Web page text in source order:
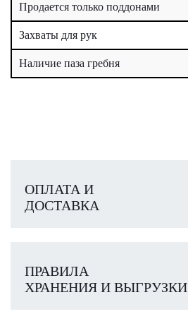
Продается только поддонами
Захваты для рук
Наличие паза гребня
ОПЛАТА И
ДОСТАВКА
ПРАВИЛА
ХРАНЕНИЯ И ВЫГРУЗКИ